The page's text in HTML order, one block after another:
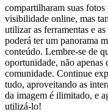
compartilharam suas fotos
visibilidade online, mas
utilizar⁤ as ferramentas e
poderá ⁤ter um panorama
conteúdo. Lembre-se de
oportunidade, não ‍apenas
comunidade. Continue
tudo, aproveitando as
da imagem é‍ ilimitado,⁢ e
utilizá-lo!